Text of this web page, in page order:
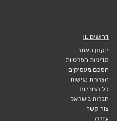
דרושים IL
תקנון האתר
מדיניות הפרטיות
הסכם מעסיקים
הצהרת נגישות
כל החברות
חברות בישראל
צור קשר
עזרה